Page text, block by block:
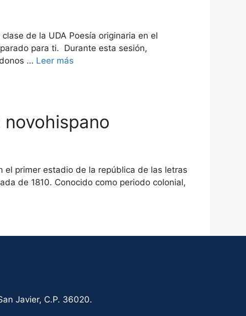
de la UDA Poesía originaria en el
para ti. Durante esta sesión,
… Leer más
el primer estadio de la república de las letras
de 1810. Conocido como periodo colonial,
Javier, C.P. 36020.